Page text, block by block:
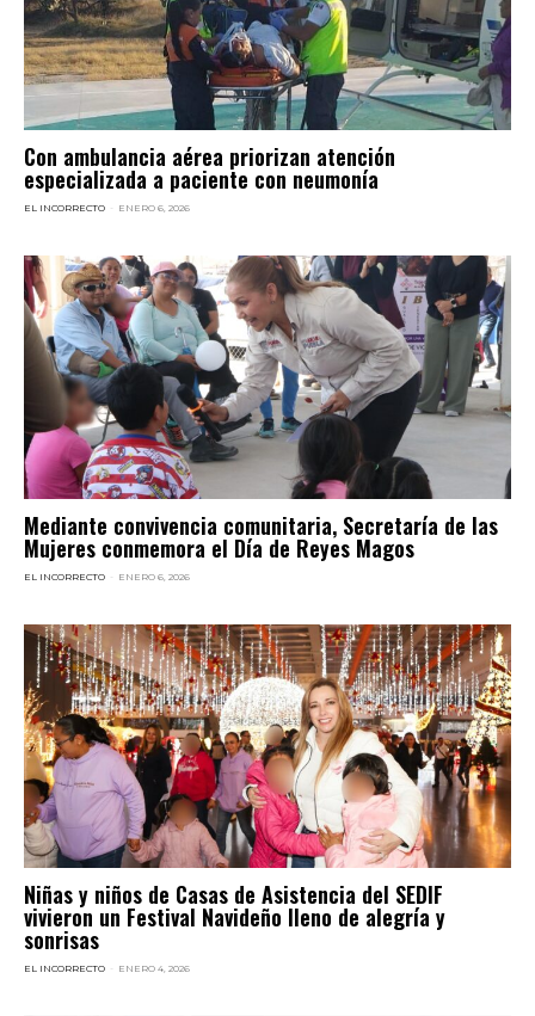
Con ambulancia aérea priorizan atención
especializada a paciente con neumonía
EL INCORRECTO - ENERO 6, 2026
Mediante convivencia comunitaria, Secretaría de las
Mujeres conmemora el Día de Reyes Magos
EL INCORRECTO - ENERO 6, 2026
Niñas y niños de Casas de Asistencia del SEDIF
vivieron un Festival Navideño lleno de alegría y
sonrisas
EL INCORRECTO - ENERO 4, 2026